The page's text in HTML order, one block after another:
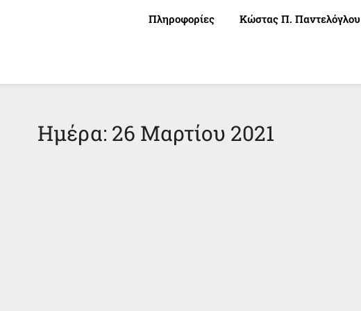
Πληροφορίες Κώστας Π. Παντελόγλου
Ημέρα: 26 Μαρτίου 2021